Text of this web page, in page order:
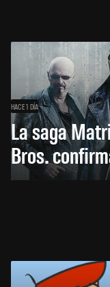
HACE 1 DÍA
La saga
Bros.